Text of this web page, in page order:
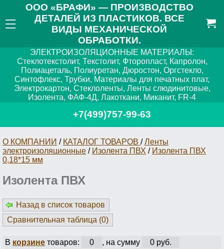
ООО «БРАФИ» — ПРОИЗВОДСТВО
ДЕТАЛЕЙ ИЗ ПЛАСТИКОВ. ВСЕ
ВИДЫ МЕХАНИЧЕСКОЙ
ОБРАБОТКИ.
ЭЛЕКТРОИЗОЛЯЦИОННЫЕ МАТЕРИАЛЫ:
Стеклотекстолит, Текстолит, Фторопласт, Капролон,
Полиацеталь, Полиуретан, Дюростон, Оргстекло,
Синтофлекс, Трубки, Материалы для печатных плат,
Электрокартон, Стеклоленты, Ленты слюдинитовые,
Изолента, ФАФ-4Д, Лакоткани, Миканит, FR-4
+7(499)757-99-63
О КОМПАНИИ / КАТАЛОГ ТОВАРОВ /Ленты
электроизоляционные / Изолента ПВХ / Изолента ПВХ
0,18*15 мм
Изолента ПВХ
Назад в список товаров
Сравнительная таблица (0)
В корзинетоваров: 0 , на сумму 0 руб.